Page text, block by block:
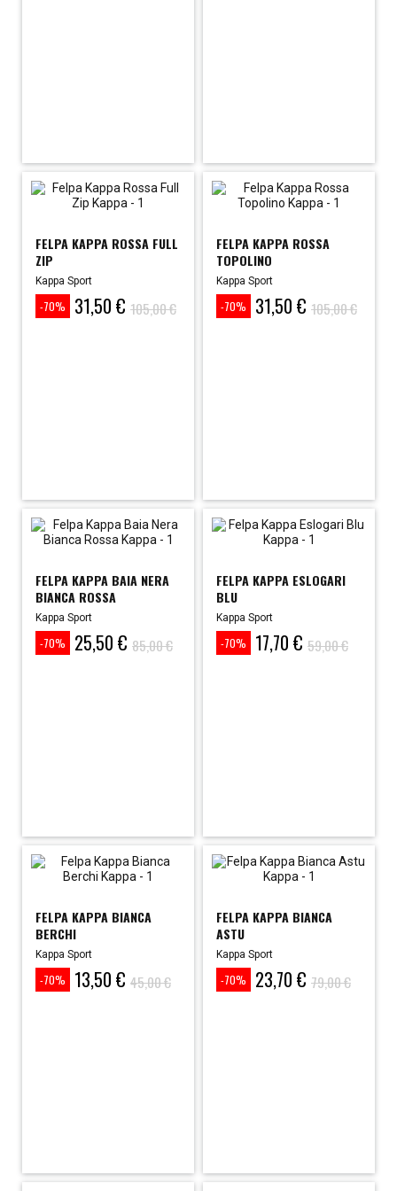
FELPA KAPPA ROSSA FULL
ZIP
Kappa Sport
-70%
Prezzo31,50 €
Prezzo
base
105,00 €
FELPA KAPPA ROSSA
TOPOLINO
Kappa Sport
-70%
Prezzo31,50 €
Prezzo
base
105,00 €
FELPA KAPPA BAIA NERA
BIANCA ROSSA
Kappa Sport
-70%
Prezzo25,50 €
Prezzo
base
85,00 €
FELPA KAPPA ESLOGARI
BLU
Kappa Sport
-70%
Prezzo17,70 €
Prezzo
base
59,00 €
FELPA KAPPA BIANCA
BERCHI
Kappa Sport
-70%
Prezzo13,50 €
Prezzo
base
45,00 €
FELPA KAPPA BIANCA
ASTU
Kappa Sport
-70%
Prezzo23,70 €
Prezzo
base
79,00 €